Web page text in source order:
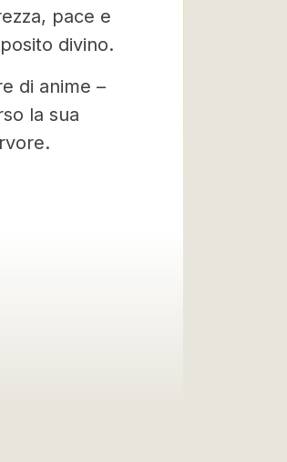
pace e
divino.
di anime –
la sua